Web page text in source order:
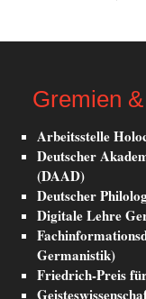
Gremien
Arbeitsstelle
Deutscher
(DAAD)
Deutscher
Digitale Lehre
Germanistik)
Friedrich-Preis